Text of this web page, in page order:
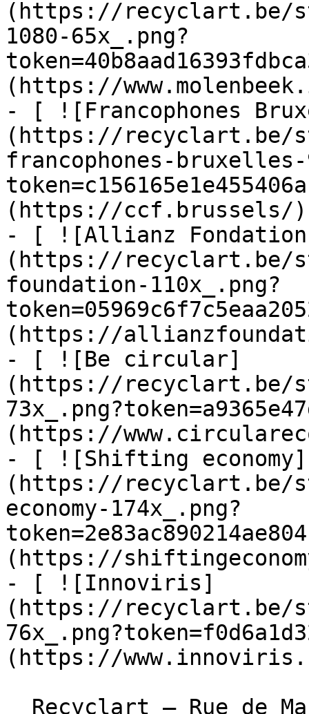
(https://recyclart.be/
1080-65x_.png?
(https://
- [ ![Francophones
(https://recyclart.be/
francophones-bruxelles-
(https://ccf.brussels/)
- [ ![Allianz
(https://recyclart.be/
foundation-110x_.png?
(https://
- [ ![Be circular]
(https://recyclart.be/
(https://
- [ ![Shifting economy]
(https://recyclart.be/
economy-174x_.png?
(https://
- [ ![Innoviris]
(https://recyclart.be/
(https://